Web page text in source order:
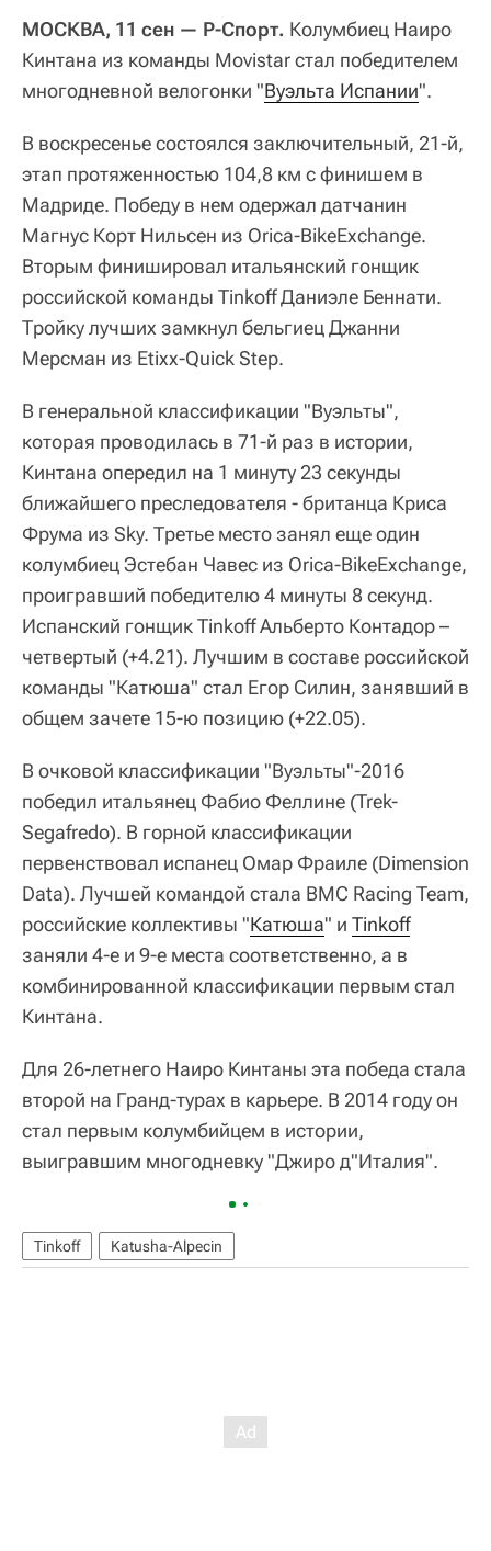
МОСКВА, 11 сен — Р-Спорт. Колумбиец Наиро
Кинтана из команды Movistar стал победителем
многодневной велогонки "Вуэльта Испании".
В воскресенье состоялся заключительный, 21-й,
этап протяженностью 104,8 км с финишем в
Мадриде. Победу в нем одержал датчанин
Магнус Корт Нильсен из Orica-BikeExchange.
Вторым финишировал итальянский гонщик
российской команды Tinkoff Даниэле Беннати.
Тройку лучших замкнул бельгиец Джанни
Мерсман из Etixx-Quick Step.
В генеральной классификации "Вуэльты",
которая проводилась в 71-й раз в истории,
Кинтана опередил на 1 минуту 23 секунды
ближайшего преследователя - британца Криса
Фрума из Sky. Третье место занял еще один
колумбиец Эстебан Чавес из Orica-BikeExchange,
проигравший победителю 4 минуты 8 секунд.
Испанский гонщик Tinkoff Альберто Контадор –
четвертый (+4.21). Лучшим в составе российской
команды "Катюша" стал Егор Силин, занявший в
общем зачете 15-ю позицию (+22.05).
В очковой классификации "Вуэльты"-2016
победил итальянец Фабио Феллине (Trek-
Segafredo). В горной классификации
первенствовал испанец Омар Фраиле (Dimension
Data). Лучшей командой стала BMC Racing Team,
российские коллективы "Катюша" и Tinkoff
заняли 4-е и 9-е места соответственно, а в
комбинированной классификации первым стал
Кинтана.
Для 26-летнего Наиро Кинтаны эта победа стала
второй на Гранд-турах в карьере. В 2014 году он
стал первым колумбийцем в истории,
выигравшим многодневку "Джиро д"Италия".
Tinkoff Katusha-Alpecin